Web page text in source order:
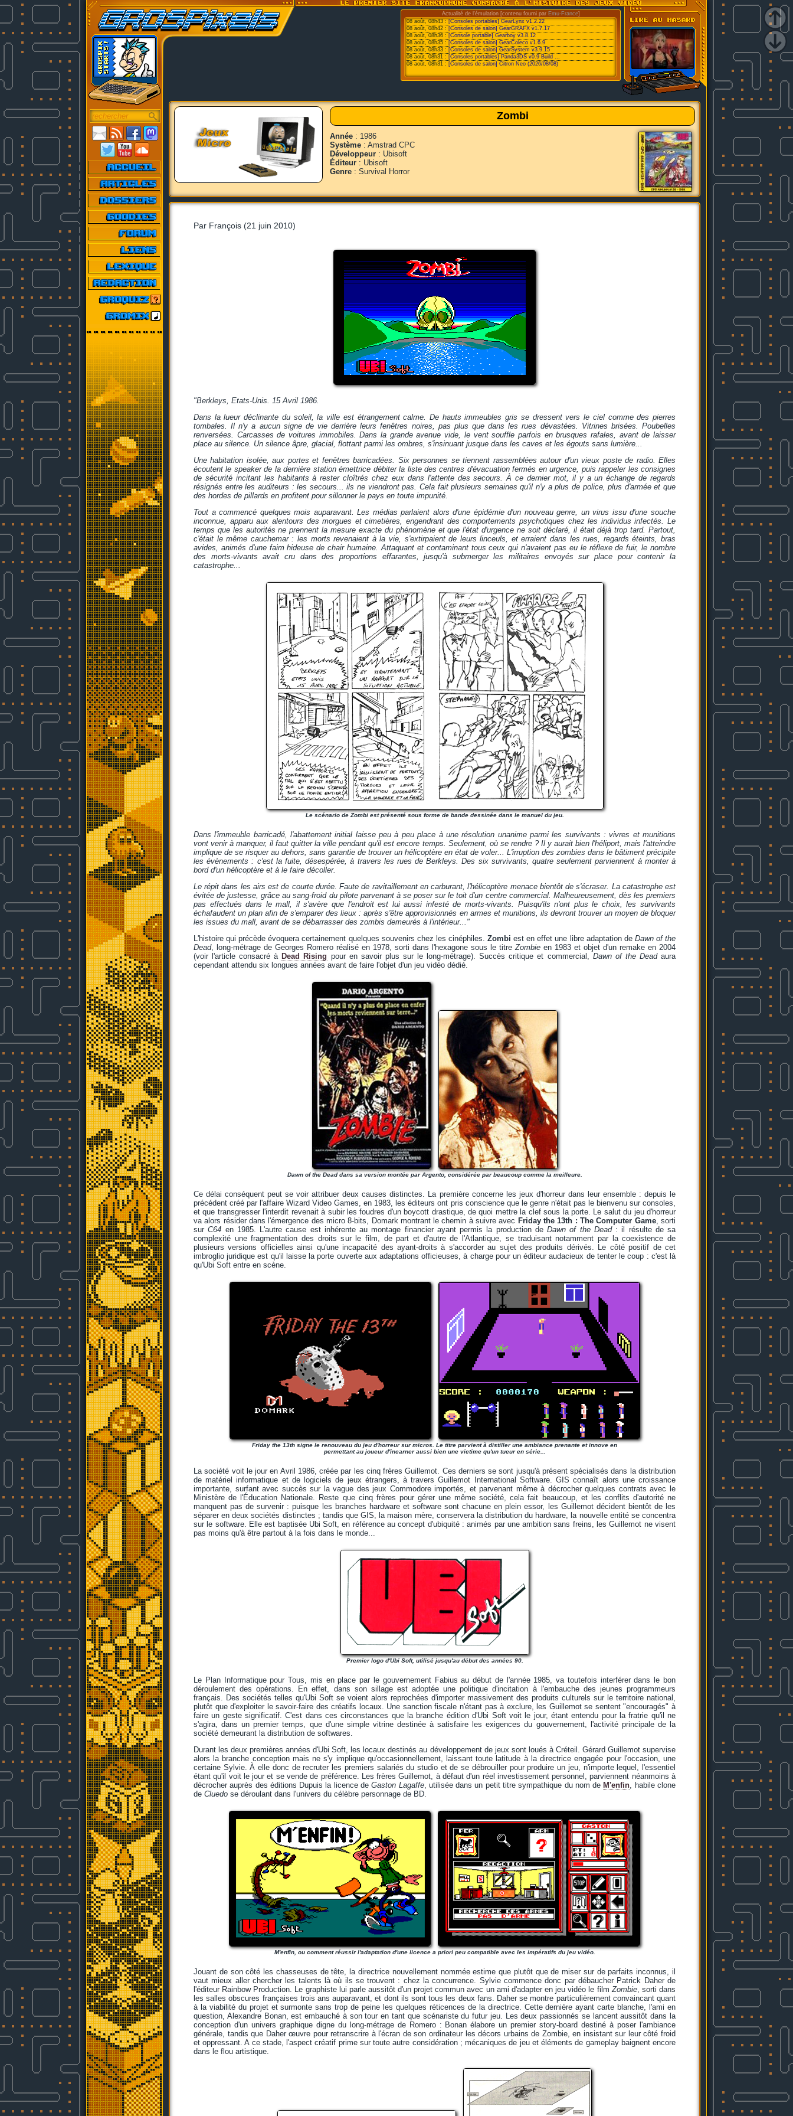
Actualité de l'émulation [contenu fourni par Emu-France]
08 août, 08h43 :[Consoles portables] GearLynx v1.2.22
08 août, 08h42 : [Consoles de salon] GearGRAFX v1.7.17
08 août, 08h36 : [Console portable] Gearboy v3.8.12
08 août, 08h35 : [Consoles de salon] GearColeco v1.6.9
08 août, 08h33 : [Consoles de salon] GearSystem v3.9.15
08 août, 08h31 : [Consoles portables] Panda3DS v0.9 Build ...
08 août, 08h31 : [Consoles de salon] Citron Neo (2026/08/08)
Zombi
Année : 1986
Système : Amstrad CPC
Développeur : Ubisoft
Éditeur : Ubisoft
Genre : Survival Horror
Par François (21 juin 2010)
"Berkleys, Etats-Unis. 15 Avril 1986.
Dans la lueur déclinante du soleil, la ville est étrangement calme. De hauts immeubles gris se dressent vers le ciel comme des pierres
tombales. Il n'y a aucun signe de vie derrière leurs fenêtres noires, pas plus que dans les rues dévastées. Vitrines brisées. Poubelles
renversées. Carcasses de voitures immobiles. Dans la grande avenue vide, le vent souffle parfois en brusques rafales, avant de laisser
place au silence. Un silence âpre, glacial, flottant parmi les ombres, s'insinuant jusque dans les caves et les égouts sans lumière...
Une habitation isolée, aux portes et fenêtres barricadées. Six personnes se tiennent rassemblées autour d'un vieux poste de radio. Elles
écoutent le speaker de la dernière station émettrice débiter la liste des centres d'évacuation fermés en urgence, puis rappeler les consignes
de sécurité incitant les habitants à rester cloîtrés chez eux dans l'attente des secours. À ce dernier mot, il y a un échange de regards
résignés entre les auditeurs : les secours... ils ne viendront pas. Cela fait plusieurs semaines qu'il n'y a plus de police, plus d'armée et que
des hordes de pillards en profitent pour sillonner le pays en toute impunité.
Tout a commencé quelques mois auparavant. Les médias parlaient alors d'une épidémie d'un nouveau genre, un virus issu d'une souche
inconnue, apparu aux alentours des morgues et cimetières, engendrant des comportements psychotiques chez les individus infectés. Le
temps que les autorités ne prennent la mesure exacte du phénomène et que l'état d'urgence ne soit déclaré, il était déjà trop tard. Partout,
c'était le même cauchemar : les morts revenaient à la vie, s'extirpaient de leurs linceuls, et erraient dans les rues, regards éteints, bras
avides, animés d'une faim hideuse de chair humaine. Attaquant et contaminant tous ceux qui n'avaient pas eu le réflexe de fuir, le nombre
des morts-vivants avait cru dans des proportions effarantes, jusqu'à submerger les militaires envoyés sur place pour contenir la
catastrophe...
Le scénario de Zombi est présenté sous forme de bande dessinée dans le manuel du jeu.
Dans l'immeuble barricadé, l'abattement initial laisse peu à peu place à une résolution unanime parmi les survivants : vivres et munitions
vont venir à manquer, il faut quitter la ville pendant qu'il est encore temps. Seulement, où se rendre ? Il y aurait bien l'héliport, mais l'atteindre
implique de se risquer au dehors, sans garantie de trouver un hélicoptère en état de voler... L'irruption des zombies dans le bâtiment précipite
les évènements : c'est la fuite, désespérée, à travers les rues de Berkleys. Des six survivants, quatre seulement parviennent à monter à
bord d'un hélicoptère et à le faire décoller.
Le répit dans les airs est de courte durée. Faute de ravitaillement en carburant, l'hélicoptère menace bientôt de s'écraser. La catastrophe est
évitée de justesse, grâce au sang-froid du pilote parvenant à se poser sur le toit d'un centre commercial. Malheureusement, dès les premiers
pas effectués dans le mall, il s'avère que l'endroit est lui aussi infesté de morts-vivants. Puisqu'ils n'ont plus le choix, les survivants
échafaudent un plan afin de s'emparer des lieux : après s'être approvisionnés en armes et munitions, ils devront trouver un moyen de bloquer
les issues du mall, avant de se débarrasser des zombis demeurés à l'intérieur..."
L'histoire qui précède évoquera certainement quelques souvenirs chez les cinéphiles. Zombi est en effet une libre adaptation de Dawn of the
Dead, long-métrage de Georges Romero réalisé en 1978, sorti dans l'hexagone sous le titreZombie en 1983 et objet d'un remake en 2004
(voir l'article consacré à Dead Rising pour en savoir plus sur le long-métrage). Succès critique et commercial, Dawn of the Deadaura
cependant attendu six longues années avant de faire l'objet d'un jeu vidéo dédié.
Dawn of the Dead dans sa version montée par Argento, considérée par beaucoup comme la meilleure.
Ce délai conséquent peut se voir attribuer deux causes distinctes. La première concerne les jeux d'horreur dans leur ensemble : depuis le
précédent créé par l'affaire Wizard Video Games, en 1983, les éditeurs ont pris conscience que le genre n'était pas le bienvenu sur consoles,
et que transgresser l'interdit revenait à subir les foudres d'un boycott drastique, de quoi mettre la clef sous la porte. Le salut du jeu d'horreur
va alors résider dans l'émergence des micro 8-bits, Domark montrant le chemin à suivre avec Friday the 13th : The Computer Game, sorti
surC64 en 1985. L'autre cause est inhérente au montage financier ayant permis la production de Dawn of the Dead: il résulte de sa
complexité une fragmentation des droits sur le film, de part et d'autre de l'Atlantique, se traduisant notamment par la coexistence de
plusieurs versions officielles ainsi qu'une incapacité des ayant-droits à s'accorder au sujet des produits dérivés. Le côté positif de cet
imbroglio juridique est qu'il laisse la porte ouverte aux adaptations officieuses, à charge pour un éditeur audacieux de tenter le coup : c'est là
qu'Ubi Soft entre en scène.
Friday the 13th signe le renouveau du jeu d'horreur sur micros. Le titre parvient à distiller une ambiance prenante et innove en
permettant au joueur d'incarner aussi bien une victime qu'un tueur en série...
La société voit le jour en Avril 1986, créée par les cinq frères Guillemot. Ces derniers se sont jusqu'à présent spécialisés dans la distribution
de matériel informatique et de logiciels de jeux étrangers, à travers Guillemot International Software. GIS connaît alors une croissance
importante, surfant avec succès sur la vague des jeux Commodore importés, et parvenant même à décrocher quelques contrats avec le
Ministère de l'Éducation Nationale. Reste que cinq frères pour gérer une même société, cela fait beaucoup, et les conflits d'autorité ne
manquent pas de survenir : puisque les branches hardware et software sont chacune en plein essor, les Guillemot décident bientôt de les
séparer en deux sociétés distinctes ; tandis que GIS, la maison mère, conservera la distribution du hardware, la nouvelle entité se concentra
sur le software. Elle est baptisée Ubi Soft, en référence au concept d'ubiquité : animés par une ambition sans freins, les Guillemot ne visent
pas moins qu'à être partout à la fois dans le monde...
Premier logo d'Ubi Soft, utilisé jusqu'au début des années 90.
Le Plan Informatique pour Tous, mis en place par le gouvernement Fabius au début de l'année 1985, va toutefois interférer dans le bon
déroulement des opérations. En effet, dans son sillage est adoptée une politique d'incitation à l'embauche des jeunes programmeurs
français. Des sociétés telles qu'Ubi Soft se voient alors reprochées d'importer massivement des produits culturels sur le territoire national,
plutôt que d'exploiter le savoir-faire des créatifs locaux. Une sanction fiscale n'étant pas à exclure, les Guillemot se sentent "encouragés" à
faire un geste significatif. C'est dans ces circonstances que la branche édition d'Ubi Soft voit le jour, étant entendu pour la fratrie qu'il ne
s'agira, dans un premier temps, que d'une simple vitrine destinée à satisfaire les exigences du gouvernement, l'activité principale de la
société demeurant la distribution de softwares.
Durant les deux premières années d'Ubi Soft, les locaux destinés au développement de jeux sont loués à Créteil. Gérard Guillemot supervise
alors la branche conception mais ne s'y implique qu'occasionnellement, laissant toute latitude à la directrice engagée pour l'occasion, une
certaine Sylvie. À elle donc de recruter les premiers salariés du studio et de se débrouiller pour produire un jeu, n'importe lequel, l'essentiel
étant qu'il voit le jour et se vende de préférence. Les frères Guillemot, à défaut d'un réel investissement personnel, parviennent néanmoins à
décrocher auprès des éditions Dupuis la licence deGaston Lagaffe, utilisée dans un petit titre sympathique du nom de M'enfin, habile clone
de Cluedo se déroulant dans l'univers du célèbre personnage de BD.
M'enfin, ou comment réussir l'adaptation d'une licence a priori peu compatible avec les impératifs du jeu vidéo.
Jouant de son côté les chasseuses de tête, la directrice nouvellement nommée estime que plutôt que de miser sur de parfaits inconnus, il
vaut mieux aller chercher les talents là où ils se trouvent : chez la concurrence. Sylvie commence donc par débaucher Patrick Daher de
l'éditeur Rainbow Production. Le graphiste lui parle aussitôt d'un projet commun avec un ami d'adapter en jeu vidéo le filmZombie, sorti dans
les salles obscures françaises trois ans auparavant, et dont ils sont tous les deux fans. Daher se montre particulièrement convaincant quant
à la viabilité du projet et surmonte sans trop de peine les quelques réticences de la directrice. Cette dernière ayant carte blanche, l'ami en
question, Alexandre Bonan, est embauché à son tour en tant que scénariste du futur jeu. Les deux passionnés se lancent aussitôt dans la
conception d'un univers graphique digne du long-métrage de Romero : Bonan élabore un premier story-board destiné à poser l'ambiance
générale, tandis que Daher œuvre pour retranscrire à l'écran de son ordinateur les décors urbains de Zombie, en insistant sur leur côté froid
et oppressant. A ce stade, l'aspect créatif prime sur toute autre considération ; mécaniques de jeu et éléments de gameplay baignent encore
dans le flou artistique.